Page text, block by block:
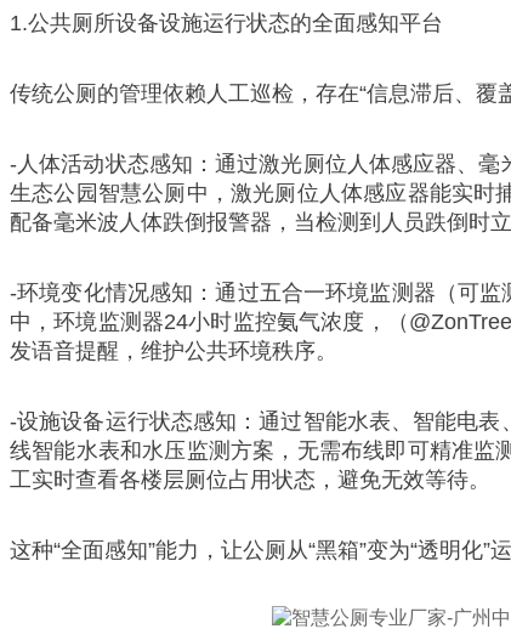
1.公共厕所设备设施运行状态的全面感知平台
传统公厕的管理依赖人工巡检，存在“信息滞后、覆
-人体活动状态感知：通过激光厕位人体感应器、
生态公园智慧公厕中，激光厕位人体感应器能实时
配备毫米波人体跌倒报警器，当检测到人员跌倒时
-环境变化情况感知：通过五合一环境监测器（可
中，环境监测器24小时监控氨气浓度，（
发语音提醒，维护公共环境秩序。
-设施设备运行状态感知：通过智能水表、智能电
线智能水表和水压监测方案，无需布线即可精准监
工实时查看各楼层厕位占用状态，避免无效等待。
这种“全面感知”能力，让公厕从“黑箱”变为“透明化”